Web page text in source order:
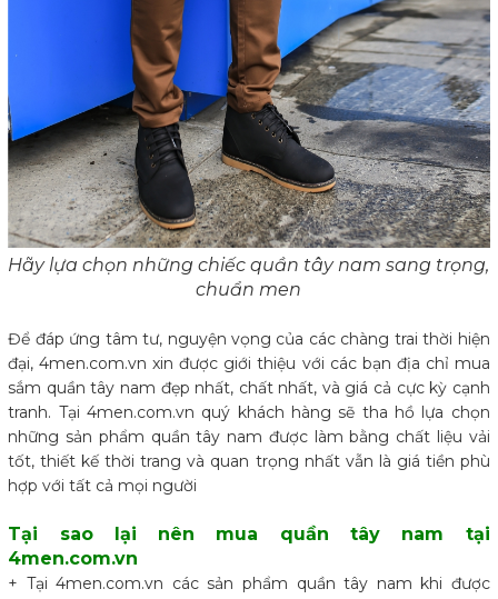
Hãy lựa chọn những chiếc quần tây nam sang trọng,
chuẩn men
Để đáp ứng tâm tư, nguyện vọng của các chàng trai thời hiện
đại, 4men.com.vn xin được giới thiệu với các bạn địa chỉ mua
sắm quần tây nam đẹp nhất, chất nhất, và giá cả cực kỳ cạnh
tranh. Tại 4men.com.vn quý khách hàng sẽ tha hồ lựa chọn
những sản phẩm quần tây nam được làm bằng chất liệu vải
tốt, thiết kế thời trang và quan trọng nhất vẫn là giá tiền phù
hợp với tất cả mọi người
Tại sao lại nên mua quần tây nam tại
4men.com.vn
+ Tại 4men.com.vn các sản phẩm quần tây nam khi được